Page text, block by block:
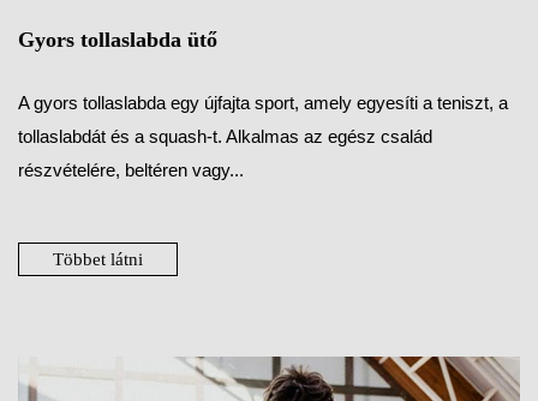
Gyors tollaslabda ütő
A gyors tollaslabda egy újfajta sport, amely egyesíti a teniszt, a
tollaslabdát és a squash-t. Alkalmas az egész család
részvételére, beltéren vagy...
Többet látni